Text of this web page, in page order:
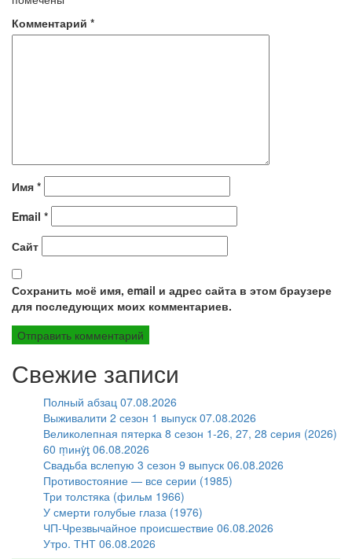
Комментарий *
Имя *
Email *
Сайт
Сохранить моё имя, email и адрес сайта в этом браузере
для последующих моих комментариев.
Свежие записи
Полный абзац 07.08.2026
Выживалити 2 сезон 1 выпуск 07.08.2026
Великолепная пятерка 8 сезон 1-26, 27, 28 серия (2026)
60 ṃинẏƫ 06.08.2026
Свадьба вслепую 3 сезон 9 выпуск 06.08.2026
Противостояние — все серии (1985)
Три толстяка (фильм 1966)
У смерти голубые глаза (1976)
ЧП-Чрезвычайное происшествие 06.08.2026
Утро. ТНТ 06.08.2026